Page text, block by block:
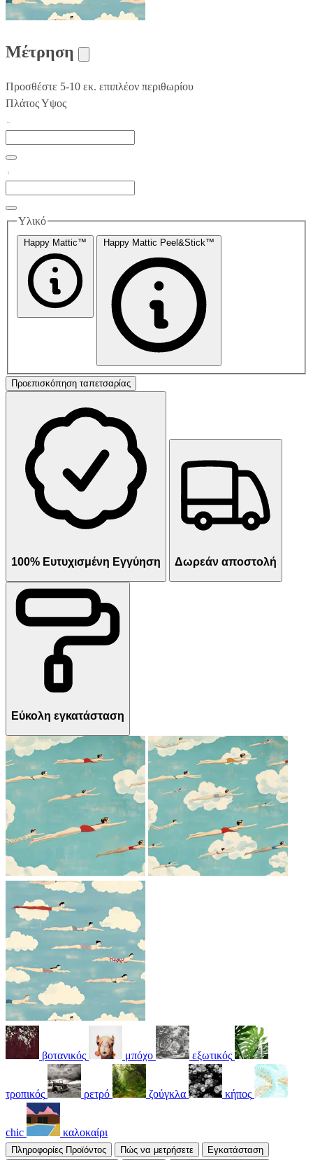
Μέτρηση
Προσθέστε 5-10 εκ. επιπλέον περιθωρίου
ΠλάτοςΥψος
Υλικό
Happy Mattic™ Happy Mattic Peel&Stick™
Προεπισκόπηση ταπετσαρίας
100% Ευτυχισμένη Εγγύηση Δωρεάν αποστολή
Εύκολη εγκατάσταση
βοτανικός μπόχο εξωτικός
τροπικός ρετρό ζούγκλα κήπος
chic καλοκαίρι
Πληροφορίες Προϊόντος Πώς να μετρήσετε
Εγκατάσταση